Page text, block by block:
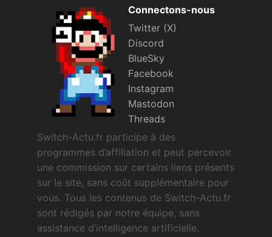
Connectons-nous
Twitter (X)
Discord
BlueSky
Facebook
Instagram
Mastodon
Threads
Switch-Actu.fr participe à des
programmes d’affiliation et peut percevoir
une commission sur certains liens présents
sur le site, sans coût supplémentaire pour
vous. Tous les contenus de Switch-Actu.fr
sont rédigés par notre équipe, sans
assistance d’intelligence artificielle.